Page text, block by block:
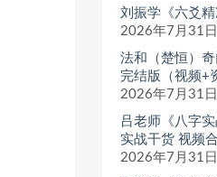
刘振学《六爻
2026年7月31日
法和（楚恒）
完结版（视频+
2026年7月31日
吕老师《八字
实战干货 视频
2026年7月31日